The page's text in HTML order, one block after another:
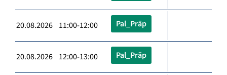
20.08.2026 11:00-12:00 Pal_Präp
20.08.2026 12:00-13:00 Pal_Präp